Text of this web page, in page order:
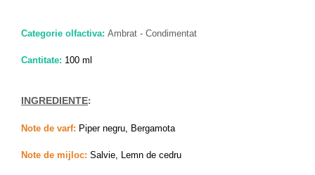
Categorie olfactiva: Ambrat - Condimentat
Cantitate: 100 ml
INGREDIENTE:
Note de varf: Piper negru, Bergamota
Note de mijloc: Salvie, Lemn de cedru